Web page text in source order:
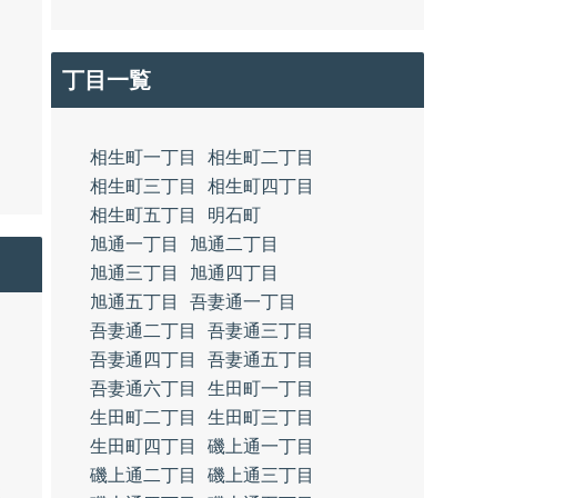
丁目一覧
相生町一丁目
相生町二丁目
相生町三丁目
相生町四丁目
相生町五丁目
明石町
旭通一丁目
旭通二丁目
旭通三丁目
旭通四丁目
旭通五丁目
吾妻通一丁目
吾妻通二丁目
吾妻通三丁目
吾妻通四丁目
吾妻通五丁目
吾妻通六丁目
生田町一丁目
生田町二丁目
生田町三丁目
生田町四丁目
磯上通一丁目
磯上通二丁目
磯上通三丁目